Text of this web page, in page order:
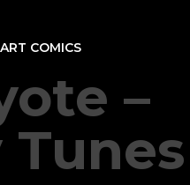
COMICS
–
Tunes